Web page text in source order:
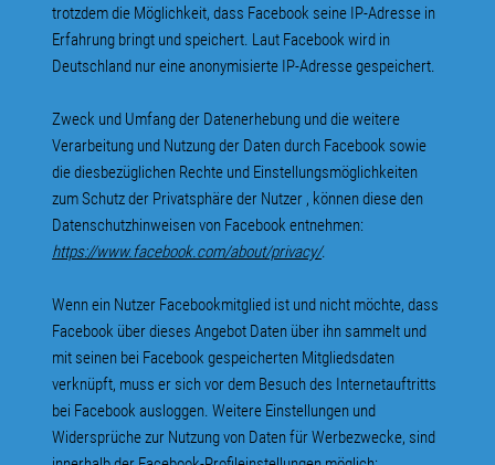
trotzdem die Möglichkeit, dass Facebook seine IP-Adresse in
Erfahrung bringt und speichert. Laut Facebook wird in
Deutschland nur eine anonymisierte IP-Adresse gespeichert.
Zweck und Umfang der Datenerhebung und die weitere
Verarbeitung und Nutzung der Daten durch Facebook sowie
die diesbezüglichen Rechte und Einstellungsmöglichkeiten
zum Schutz der Privatsphäre der Nutzer , können diese den
Datenschutzhinweisen von Facebook entnehmen:
https://www.facebook.com/about/privacy/.
Wenn ein Nutzer Facebookmitglied ist und nicht möchte, dass
Facebook über dieses Angebot Daten über ihn sammelt und
mit seinen bei Facebook gespeicherten Mitgliedsdaten
verknüpft, muss er sich vor dem Besuch des Internetauftritts
bei Facebook ausloggen. Weitere Einstellungen und
Widersprüche zur Nutzung von Daten für Werbezwecke, sind